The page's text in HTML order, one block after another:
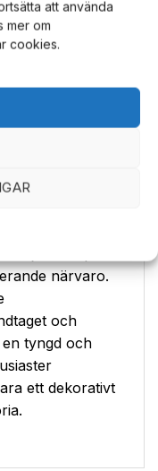
att använda
mer om
cookies.
2Cr13 Rostfritt
av
vilket ger
träskida för
närvaro.
och
tyngd och
ett dekorativt